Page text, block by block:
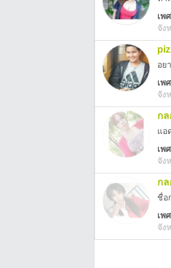
เพศ
จัง
เพศ
จัง
กล
แอ
เพศ
จัง
กล
ชื่อ
เพศ
จัง